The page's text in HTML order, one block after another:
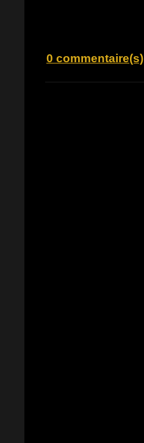
0 commentaire(s)